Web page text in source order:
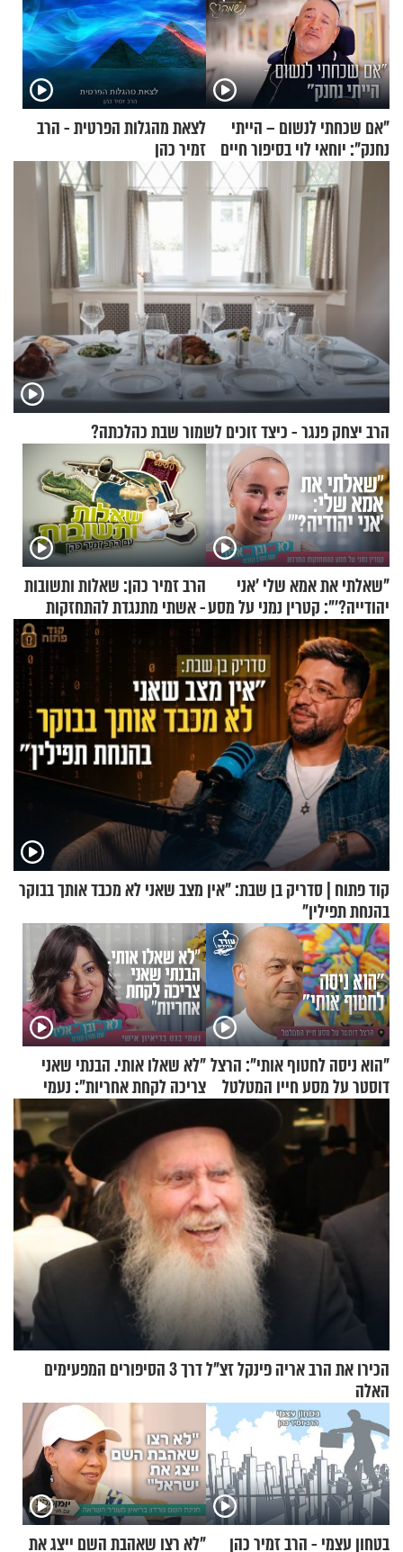
"אם שכחתי לנשום – הייתי
נחנק": יוחאי לוי בסיפור חיים
מעורר השראה
לצאת מהגלות הפרטית - הרב
זמיר כהן
הרב יצחק פנגר - כיצד זוכים לשמור שבת כהלכתה?
"שאלתי את אמא שלי 'אני
יהודייה?'": קטרין נמני על מסע
ההתחזקות המרגש
הרב זמיר כהן: שאלות ותשובות
- אשתי מתנגדת להתחזקות
שלי
קוד פתוח | סדריק בן שבת: "אין מצב שאני לא מכבד אותך בבוקר
בהנחת תפילין"
"הוא ניסה לחטוף אותי": הרצל
דוסטר על מסע חייו המטלטל
"לא שאלו אותי. הבנתי שאני
צריכה לקחת אחריות": נעמי
בנט בריאיון אישי
הכירו את הרב אריה פינקל זצ"ל דרך 3 הסיפורים המפעימים
האלה
בטחון עצמי - הרב זמיר כהן
"לא רצו שאהבת השם ייצג את